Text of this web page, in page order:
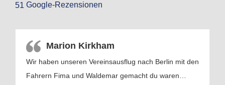
51 Google-Rezensionen
Marion Kirkham
Wir haben unseren Vereinsausflug nach Berlin mit den
Fahrern Fima und Waldemar gemacht du waren…